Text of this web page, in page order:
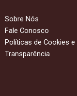
Sobre Nós
Fale Conosco
Políticas de Cookies e
Transparência